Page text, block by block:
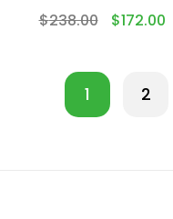
$238.00 $172.00
1 2